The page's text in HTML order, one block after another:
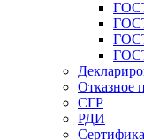
Отказное
СГР
РДИ